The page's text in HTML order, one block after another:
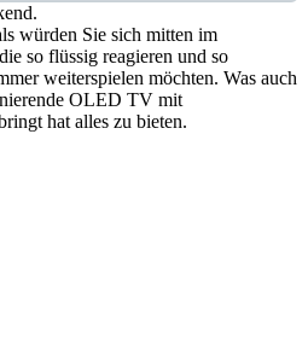
würden Sie sich mitten im
so flüssig reagieren und so
weiterspielen möchten. Was auch
OLED TV mit
hat alles zu bieten.